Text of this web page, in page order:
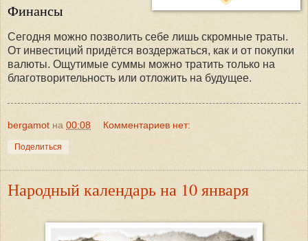
Финансы
Сегодня можно позволить себе лишь скромные траты.
От инвестиций придётся воздержаться, как и от покупки
валюты. Ощутимые суммы можно тратить только на
благотворительность или отложить на будущее.
bergamot на 00:08 Комментариев нет:
Поделиться
Народный календарь на 10 января